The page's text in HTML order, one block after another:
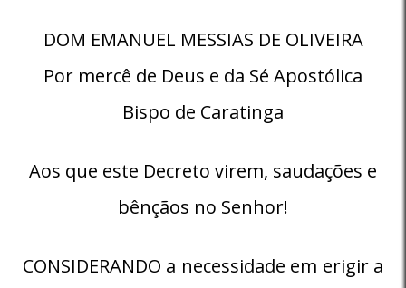
DOM EMANUEL MESSIAS DE OLIVEIRA
Por mercê de Deus e da Sé Apostólica
Bispo de Caratinga
Aos que este Decreto virem, saudações e
bênçãos no Senhor!
CONSIDERANDO a necessidade em erigir a